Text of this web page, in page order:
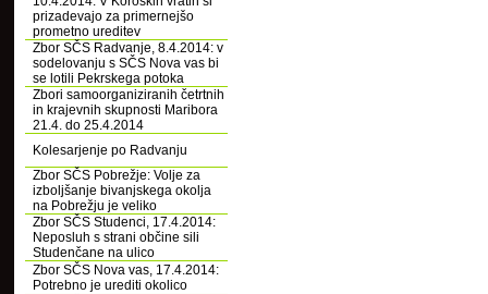
prizadevajo za primernejšo
prometno ureditev
Zbor SČS Radvanje, 8.4.2014: v
sodelovanju s SČS Nova vas bi
se lotili Pekrskega potoka
Zbori samoorganiziranih četrtnih
in krajevnih skupnosti Maribora
21.4. do 25.4.2014
Kolesarjenje po Radvanju
Zbor SČS Pobrežje: Volje za
izboljšanje bivanjskega okolja
na Pobrežju je veliko
Zbor SČS Studenci, 17.4.2014:
Neposluh s strani občine sili
Studenčane na ulico
Zbor SČS Nova vas, 17.4.2014:
Potrebno je urediti okolico